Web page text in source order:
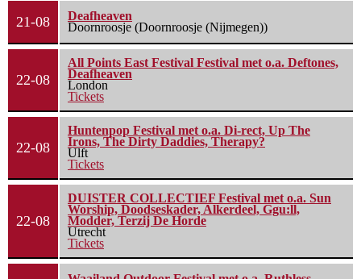
21-08
Deafheaven
Doornroosje (Doornroosje (Nijmegen))
22-08
All Points East Festival Festival met o.a. Deftones,
Deafheaven
London
Tickets
22-08
Huntenpop Festival met o.a. Di-rect, Up The
Irons, The Dirty Daddies, Therapy?
Ulft
Tickets
22-08
DUISTER COLLECTIEF Festival met o.a. Sun
Worship, Doodseskader, Alkerdeel, Ggu:ll,
Modder, Terzij De Horde
Utrecht
Tickets